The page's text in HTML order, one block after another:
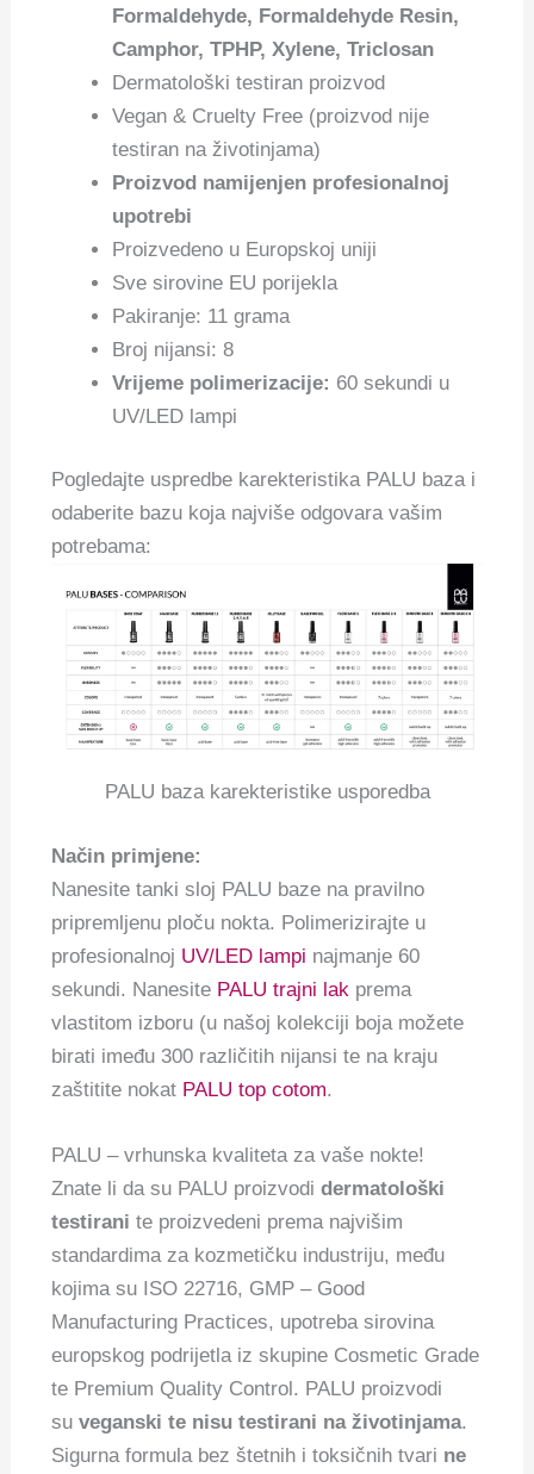
Formaldehyde, Formaldehyde Resin,
Camphor, TPHP, Xylene, Triclosan
Dermatološki testiran proizvod
Vegan & Cruelty Free (proizvod nije
testiran na životinjama)
Proizvod namijenjen profesionalnoj
upotrebi
Proizvedeno u Europskoj uniji
Sve sirovine EU porijekla
Pakiranje: 11 grama
Broj nijansi: 8
Vrijeme polimerizacije: 60 sekundi u
UV/LED lampi
Pogledajte uspredbe karekteristika PALU baza i
odaberite bazu koja najviše odgovara vašim
potrebama:
PALU baza karekteristike usporedba
Način primjene:
Nanesite tanki sloj PALU baze na pravilno
pripremljenu ploču nokta. Polimerizirajte u
profesionalnoj UV/LED lampi najmanje 60
sekundi. Nanesite PALU trajni lak prema
vlastitom izboru (u našoj kolekciji boja možete
birati imeđu 300 različitih nijansi te na kraju
zaštitite nokat PALU top cotom.
PALU – vrhunska kvaliteta za vaše nokte!
Znate li da su PALU proizvodidermatološki
testirani te proizvedeni prema najvišim
standardima za kozmetičku industriju, među
kojima su ISO 22716, GMP – Good
Manufacturing Practices, upotreba sirovina
europskog podrijetla iz skupine Cosmetic Grade
te Premium Quality Control. PALU proizvodi
suveganski te nisu testirani na životinjama.
Sigurna formula bez štetnih i toksičnih tvari ne